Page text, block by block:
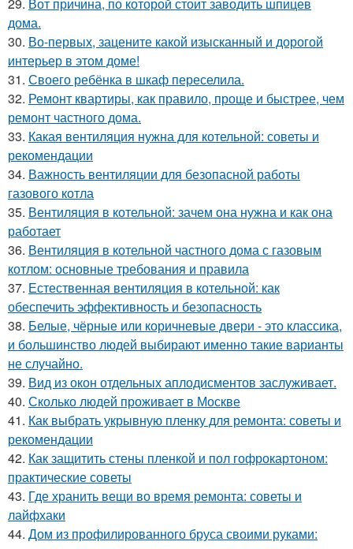
29. Вот причина, по которой стоит заводить шпицев
дома.
30. Во-первых, зацените какой изысканный и дорогой
интерьер в этом доме!
31. Своего ребёнка в шкаф переселила.
32. Ремонт квартиры, как правило, проще и быстрее, чем
ремонт частного дома.
33. Какая вентиляция нужна для котельной: советы и
рекомендации
34. Важность вентиляции для безопасной работы
газового котла
35. Вентиляция в котельной: зачем она нужна и как она
работает
36. Вентиляция в котельной частного дома с газовым
котлом: основные требования и правила
37. Естественная вентиляция в котельной: как
обеспечить эффективность и безопасность
38. Белые, чёрные или коричневые двери - это классика,
и большинство людей выбирают именно такие варианты
не случайно.
39. Вид из окон отдельных аплодисментов заслуживает.
40. Сколько людей проживает в Москве
41. Как выбрать укрывную пленку для ремонта: советы и
рекомендации
42. Как защитить стены пленкой и пол гофрокартоном:
практические советы
43. Где хранить вещи во время ремонта: советы и
лайфхаки
44. Дом из профилированного бруса своими руками: